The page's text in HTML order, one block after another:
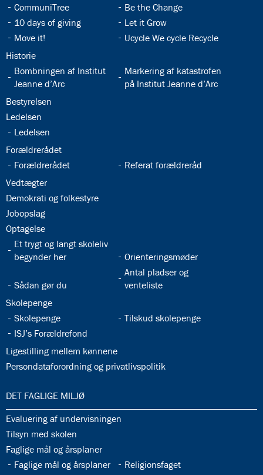
32.9:
CommuniTree 32.10:
Be the Change
32.11:
10 days of giving 32.12:
Let it Grow
32.13:
Move it! 32.14:
Ucycle We cycle Recycle
32.15:
Historie
32.16:
Bombningen af Institut
Jeanne d’Arc
32.17:
Markering af katastrofen
på Institut Jeanne d’Arc
32.18:
Bestyrelsen
32.19:
Ledelsen
32.20:
Ledelsen
32.21:
Forældrerådet
32.22:
Forældrerådet 32.23:
Referat forældreråd
32.24:
Vedtægter
32.25:
Demokrati og folkestyre
32.26:
Jobopslag
32.27:
Optagelse
32.28:
Et trygt og langt skoleliv
begynder her
32.29:
Orienteringsmøder
32.30:
Sådan gør du
32.31:
Antal pladser og
venteliste
32.32:
Skolepenge
32.33:
Skolepenge 32.34:
Tilskud skolepenge
32.35:
ISJ’s Forældrefond
32.36:
Ligestilling mellem kønnene
32.37:
Persondataforordning og privatlivspolitik
33.0:
DET FAGLIGE MILJØ
33.1:
Evaluering af undervisningen
33.2:
Tilsyn med skolen
33.3:
Faglige mål og årsplaner
33.4:
Faglige mål og årsplaner 33.5:
Religionsfaget